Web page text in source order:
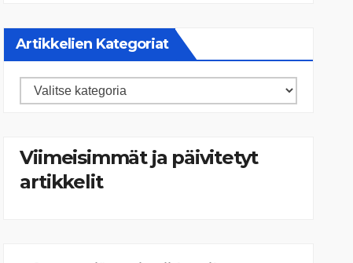
Artikkelien Kategoriat
Artikkelien
Viimeisimmät ja päivitetyt
artikkelit